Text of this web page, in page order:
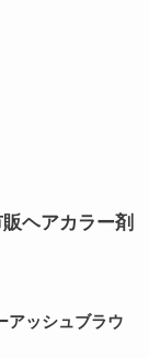
ヘアカラー剤
アッシュブラウ